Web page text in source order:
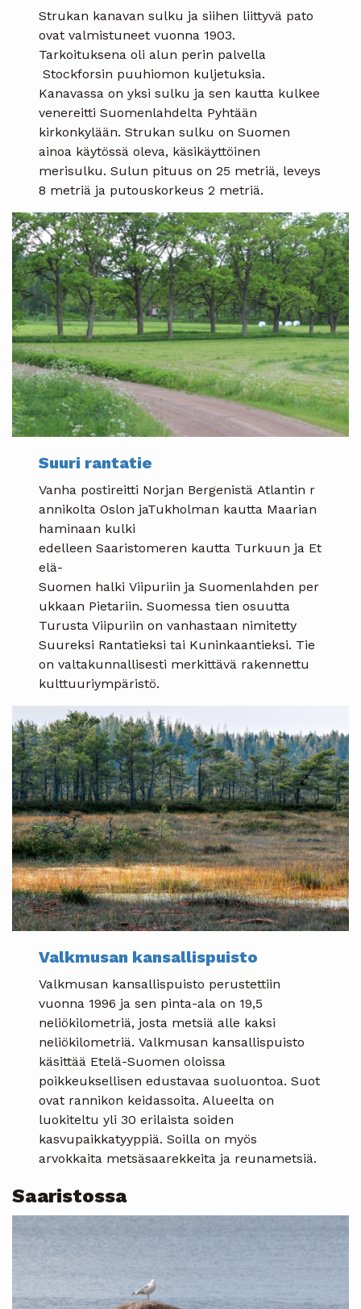
Strukan kanavan sulku ja siihen liittyvä pato
ovat valmistuneet vuonna 1903.
Tarkoituksena oli alun perin palvella
Stockforsin puuhiomon kuljetuksia.
Kanavassa on yksi sulku ja sen kautta kulkee
venereitti Suomenlahdelta Pyhtään
kirkonkylään. Strukan sulku on Suomen
ainoa käytössä oleva, käsikäyttöinen
merisulku. Sulun pituus on 25 metriä, leveys
8 metriä ja putouskorkeus 2 metriä.
Suuri rantatie
Vanha postireitti Norjan Bergenistä Atlantin r
annikolta Oslon jaTukholman kautta Maarian
haminaan kulki
edelleen Saaristomeren kautta Turkuun ja Et
elä-
Suomen halki Viipuriin ja Suomenlahden per
ukkaan Pietariin. Suomessa tien osuutta
Turusta Viipuriin on vanhastaan nimitetty
Suureksi Rantatieksi tai Kuninkaantieksi. Tie
on valtakunnallisesti merkittävä rakennettu
kulttuuriympäristö.
Valkmusan kansallispuisto
Valkmusan kansallispuisto perustettiin
vuonna 1996 ja sen pinta-ala on 19,5
neliökilometriä, josta metsiä alle kaksi
neliökilometriä. Valkmusan kansallispuisto
käsittää Etelä-Suomen oloissa
poikkeuksellisen edustavaa suoluontoa. Suot
ovat rannikon keidassoita. Alueelta on
luokiteltu yli 30 erilaista soiden
kasvupaikkatyyppiä. Soilla on myös
arvokkaita metsäsaarekkeita ja reunametsiä.
Saaristossa